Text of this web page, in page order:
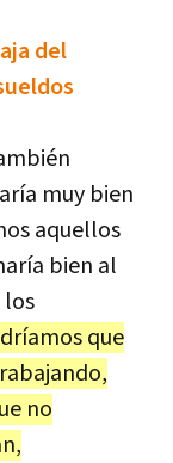
del
muy bien
aquellos
bien al
los
que
no